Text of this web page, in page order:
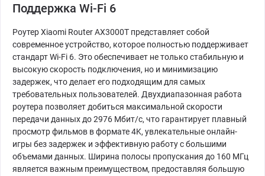
Поддержка Wi-Fi 6
Роутер Xiaomi Router AX3000T представляет собой
современное устройство, которое полностью поддерживает
стандарт Wi-Fi 6. Это обеспечивает не только стабильную и
высокую скорость подключения, но и минимизацию
задержек, что делает его подходящим для самых
требовательных пользователей. Двухдиапазонная работа
роутера позволяет добиться максимальной скорости
передачи данных до 2976 Мбит/с, что гарантирует плавный
просмотр фильмов в формате 4K, увлекательные онлайн-
игры без задержек и эффективную работу с большими
объемами данных. Ширина полосы пропускания до 160 МГц
является важным преимуществом, предоставляя большую